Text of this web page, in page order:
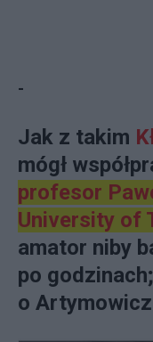
-
Jak z takim
mógł
profesor
University of
amator niby
po
o